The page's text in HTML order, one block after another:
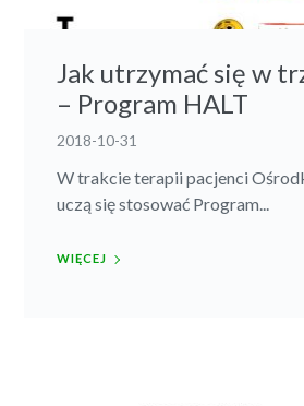
Jak utrzymać się w
– Program HALT
2018-10-31
W trakcie terapii pacjenci
uczą się stosować Program...
WIĘCEJ